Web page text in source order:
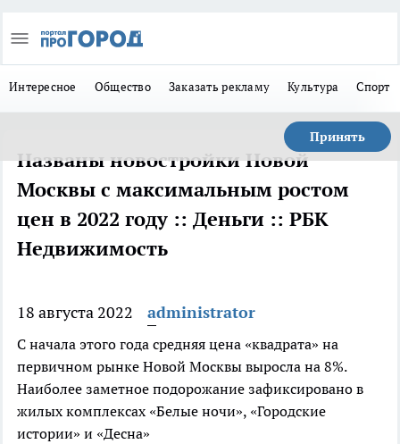
Интересное Общество Заказать рекламу Культура Спорт
Принять
Названы новостройки Новой
Москвы с максимальным ростом
цен в 2022 году :: Деньги :: РБК
Недвижимость
18 августа 2022 administrator
С начала этого года средняя цена «квадрата» на
первичном рынке Новой Москвы выросла на 8%.
Наиболее заметное подорожание зафиксировано в
жилых комплексах «Белые ночи», «Городские
истории» и «Десна»